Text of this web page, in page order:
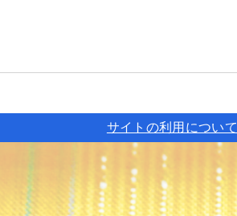
サイトの利用について